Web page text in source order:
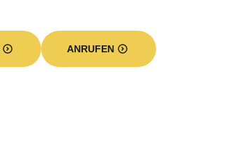
ANRUFEN